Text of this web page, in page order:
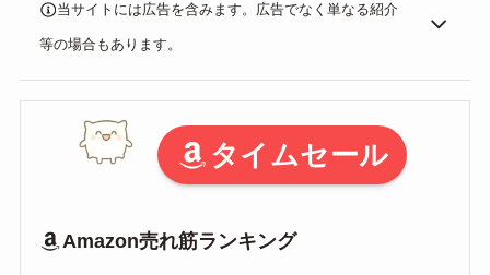
当サイトには広告を含みます。広告でなく単なる紹介
等の場合もあります。
タイムセール
Amazon売れ筋ランキング